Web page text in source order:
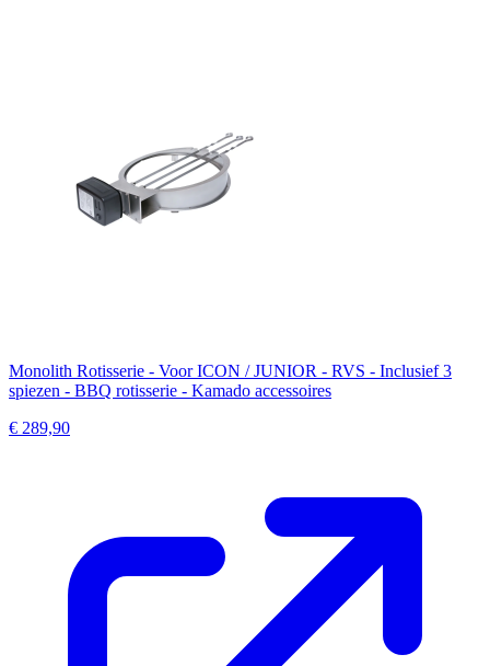
Monolith Rotisserie - Voor ICON / JUNIOR - RVS - Inclusief 3
spiezen - BBQ rotisserie - Kamado accessoires
€ 289,90